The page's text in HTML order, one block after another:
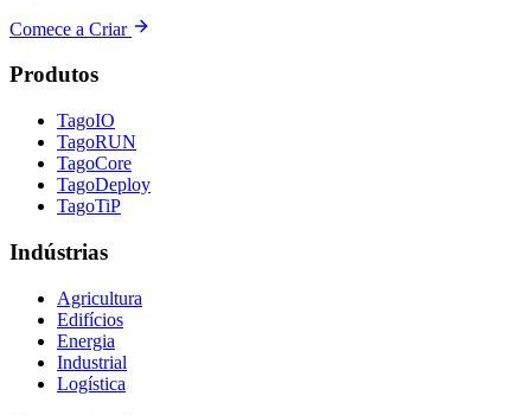
Comece a Criar
Produtos
TagoIO
TagoRUN
TagoCore
TagoDeploy
TagoTiP
Indústrias
Agricultura
Edifícios
Energia
Industrial
Logística